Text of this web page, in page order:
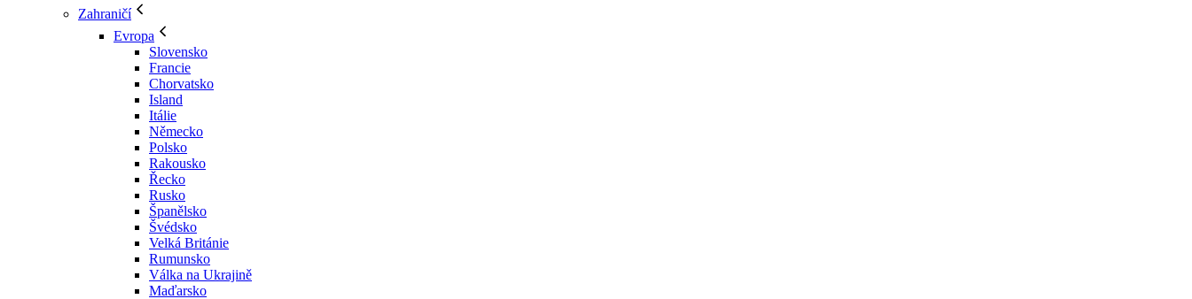
Zahraničí
Evropa
Slovensko
Francie
Chorvatsko
Island
Itálie
Německo
Polsko
Rakousko
Řecko
Rusko
Španělsko
Švédsko
Velká Británie
Rumunsko
Válka na Ukrajině
Maďarsko